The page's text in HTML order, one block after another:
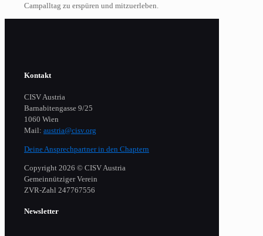
Campalltag zu erspüren und mitzuerleben.
Kontakt
CISV Austria
Barnabitengasse 9/25
1060 Wien
Mail: austria@cisv.org
Deine Ansprechpartner in den Chaptern
Copyright 2026 © CISV Austria
Gemeinnütziger Verein
​ZVR-Zahl 247767556
Newsletter